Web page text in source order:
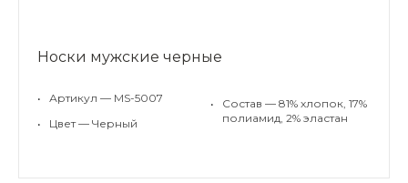
Носки мужские черные
•
Артикул — MS-5007
•
Цвет — Черный
•
Состав — 81% хлопок, 17%
полиамид, 2% эластан